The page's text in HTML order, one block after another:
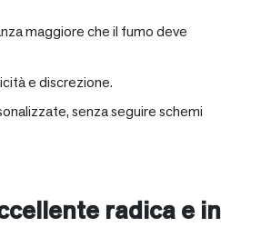
maggiore che il fumo deve
e discrezione.
senza seguire schemi
radica e in